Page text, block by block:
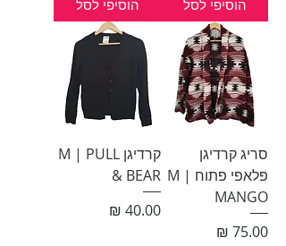
הוסיפי לסל הוסיפי לסל
סריג קרדיגן
פלאפי פתוח M |
MANGO
מחיר
קרדיגן M | PULL
& BEAR
מחיר